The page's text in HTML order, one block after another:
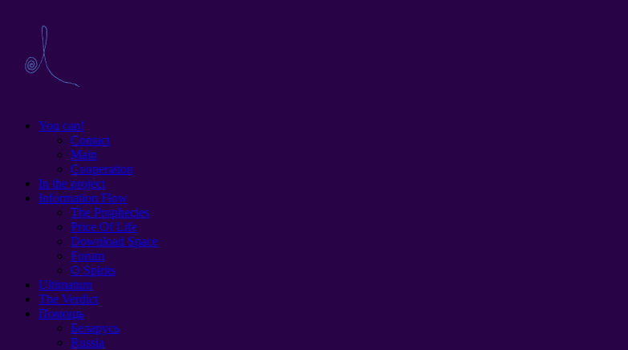
You can!
Contact
Main
Cooperation
In the project
Information Flow
The Prophecies
Price Of Life
Download Space
Forum
O Spirits
Ultimatum
The Verdict
Помощь
Беларусь
Russia